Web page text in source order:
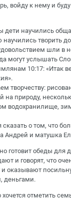
войду к нему и
научились
творить
шли в
могут услышать
10:17: «Итак
творчеству:
на природу,
водохранилище,
сказать о том, что
Андрей и матушка
готовит обеды для
и говорят, что
и оказывают
деньгами.
хочется отметить